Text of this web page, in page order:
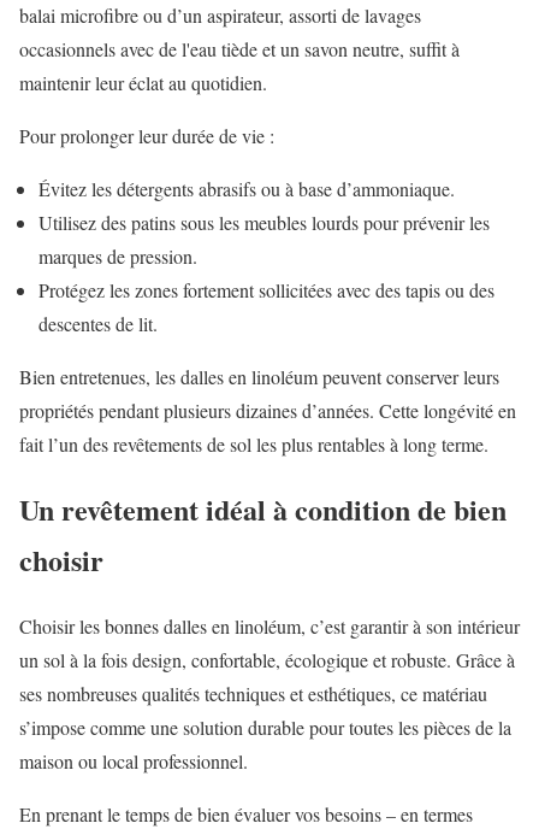
balai microfibre ou d’un aspirateur, assorti de lavages
occasionnels avec de l'eau tiède et un savon neutre, suffit à
maintenir leur éclat au quotidien.
Pour prolonger leur durée de vie :
Évitez les détergents abrasifs ou à base d’ammoniaque.
Utilisez des patins sous les meubles lourds pour prévenir les
marques de pression.
Protégez les zones fortement sollicitées avec des tapis ou des
descentes de lit.
Bien entretenues, les dalles en linoléum peuvent conserver leurs
propriétés pendant plusieurs dizaines d’années. Cette longévité en
fait l’un des revêtements de sol les plus rentables à long terme.
Un revêtement idéal à condition de bien
choisir
Choisir les bonnes dalles en linoléum, c’est garantir à son intérieur
un sol à la fois design, confortable, écologique et robuste. Grâce à
ses nombreuses qualités techniques et esthétiques, ce matériau
s’impose comme une solution durable pour toutes les pièces de la
maison ou local professionnel.
En prenant le temps de bien évaluer vos besoins – en termes